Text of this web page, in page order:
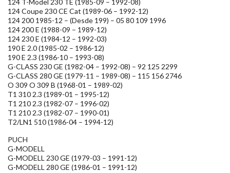
124 T-Model 230 TE (1985-09 – 1992-08)
124 Coupe 230 CE Cat (1989-06 – 1992-12)
124 200 1985-12 – (Desde 199) – 05 80 109 1996
124 200 E (1988-09 – 1989-12)
124 230 E (1984-12 – 1992-03)
190 E 2.0 (1985-02 – 1986-12)
190 E 2.3 (1986-10 – 1993-08)
G-CLASS 230 GE (1982-04 – 1992-08) – 92 125 2299
G-CLASS 280 GE (1979-11 – 1989-08) – 115 156 2746
O 309 O 309 B (1968-01 – 1989-02)
T1 310 2.3 (1989-01 – 1995-12)
T1 210 2.3 (1982-07 – 1996-02)
T1 210 2.3 (1982-07 – 1990-01)
T2/LN1 510 (1986-04 – 1994-12)
PUCH
G-MODELL
G-MODELL 230 GE (1979-03 – 1991-12)
G-MODELL 280 GE (1986-01 – 1991-12)